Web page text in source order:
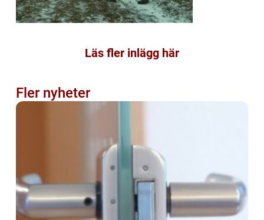
Läs fler inlägg här
Fler nyheter